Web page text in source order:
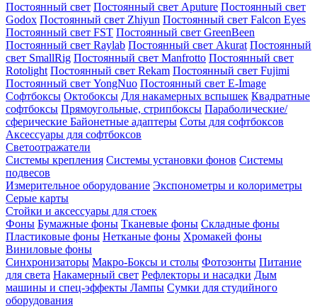
Постоянный свет Постоянный свет Aputure Постоянный свет
Godox Постоянный свет Zhiyun Постоянный свет Falcon Eyes
Постоянный свет FST Постоянный свет GreenBeen
Постоянный свет Raylab Постоянный свет Akurat Постоянный
свет SmallRig Постоянный свет Manfrotto Постоянный свет
Rotolight Постоянный свет Rekam Постоянный свет Fujimi
Постоянный свет YongNuo Постоянный свет E-Image
Софтбоксы Октобоксы Для накамерных вспышек Квадратные
софтбоксы Прямоугольные, стрипбоксы Параболические/
сферические Байонетныe адаптеры Соты для софтбоксов
Аксессуары для софтбоксов
Светоотражатели
Системы крепления Системы установки фонов Системы
подвесов
Измерительное оборудование Экспонометры и колориметры
Серые карты
Стойки и аксессуары для стоек
Фоны Бумажные фоны Тканевые фоны Складные фоны
Пластиковые фоны Нетканые фоны Хромакей фоны
Виниловые фоны
Синхронизаторы Макро-Боксы и столы Фотозонты Питание
для света Накамерный свет Рефлекторы и насадки Дым
машины и спец-эффекты Лампы Сумки для студийного
оборудования